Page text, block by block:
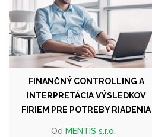
FINANČNÝ CONTROLLING A
INTERPRETÁCIA VÝSLEDKOV
FIRIEM PRE POTREBY RIADENIA
Od MENTIS s.r.o.